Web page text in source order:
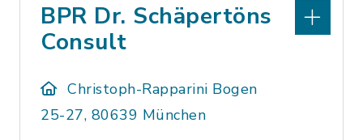
BPR Dr. Schäpertöns
Consult
Christoph-Rapparini Bogen
25-27, 80639 München